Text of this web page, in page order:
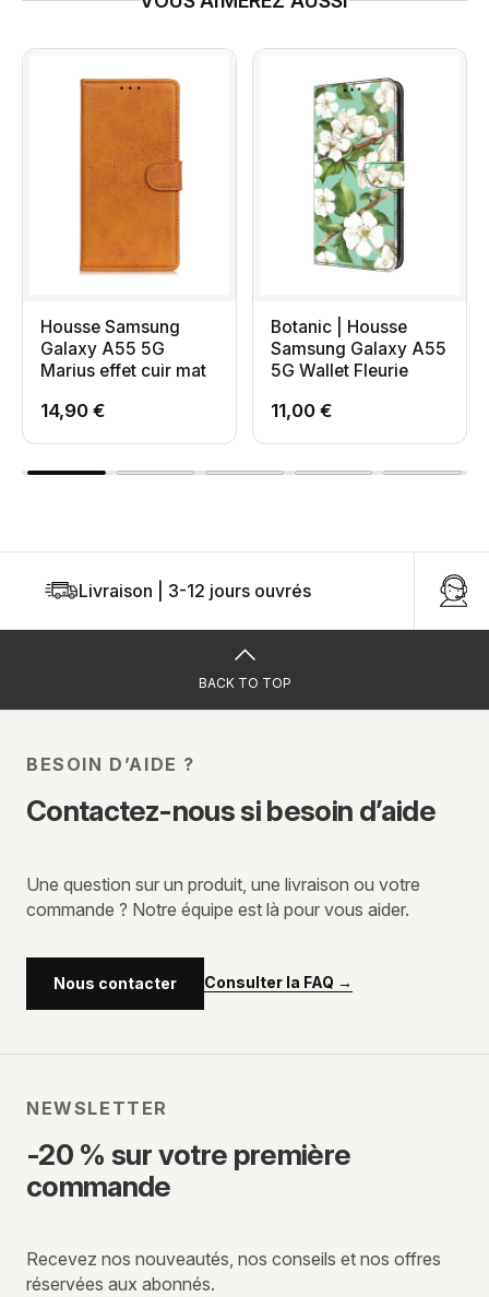
Housse Samsung
Galaxy A55 5G
Marius effet cuir mat
14,90 €
Botanic | Housse
Samsung Galaxy A55
5G Wallet Fleurie
11,00 €
Livraison | 3-12 jours ouvrés
BACK TO TOP
BESOIN D’AIDE ?
Contactez-nous si besoin d’aide
Une question sur un produit, une livraison ou votre
commande ? Notre équipe est là pour vous aider.
Nous contacter Consulter la FAQ →
NEWSLETTER
-20 % sur votre première
commande
Recevez nos nouveautés, nos conseils et nos offres
réservées aux abonnés.